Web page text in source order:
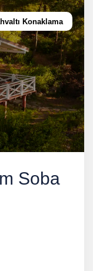
Konaklama
Soba